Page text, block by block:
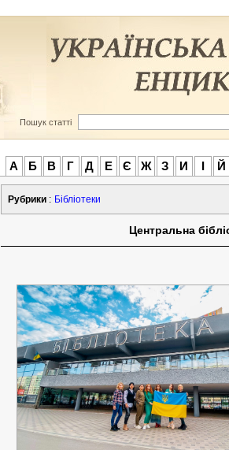
Пошук статті
А Б В Г Д Е Є Ж З И І Й
Рубрики: Бібліотеки
Центральна